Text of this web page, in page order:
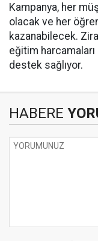
Kampanya, her
olacak ve her
kazanabilecek.
eğitim
destek sağlıyor.
HABERE